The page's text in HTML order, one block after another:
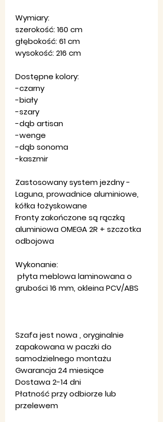
Wymiary:
szerokość: 160 cm
głębokość: 61 cm
wysokość: 216 cm
Dostępne kolory:
-czarny
-biały
-szary
-dąb artisan
-wenge
-dąb sonoma
-kaszmir
Zastosowany system jezdny -
Laguna, prowadnice aluminiowe,
kółka łożyskowane
Fronty zakończone są rączką
aluminiowa OMEGA 2R + szczotka
odbojowa
Wykonanie:
płyta meblowa laminowana o
grubości 16 mm, okleina PCV/ABS
Szafa jest nowa , oryginalnie
zapakowana w paczki do
samodzielnego montażu
Gwarancja 24 miesiące
Dostawa 2-14 dni
Płatność przy odbiorze lub
przelewem